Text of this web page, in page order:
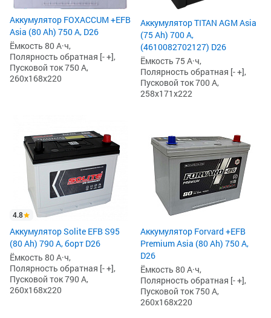
Аккумулятор FOXACCUM +EFB
Asia (80 Ah) 750 А, D26
Ёмкость 80 А·ч,
Полярность обратная [- +],
Пусковой ток 750 А,
260x168x220
Аккумулятор TITAN AGM Asia
(75 Ah) 700 А,
(4610082702127) D26
Ёмкость 75 А·ч,
Полярность обратная [- +],
Пусковой ток 700 А,
258x171x222
4.8
Аккумулятор Solite EFB S95
(80 Ah) 790 А, борт D26
Ёмкость 80 А·ч,
Полярность обратная [- +],
Пусковой ток 790 А,
260x168x220
Аккумулятор Forvard +EFB
Premium Asia (80 Ah) 750 А,
D26
Ёмкость 80 А·ч,
Полярность обратная [- +],
Пусковой ток 750 А,
260x168x220